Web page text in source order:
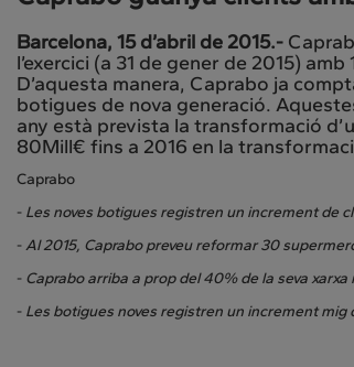
Barcelona, 15 d’abril de 2015.-
l’exercici (a 31 de gener de 2015)
D’aquesta manera, Caprabo ja
botigues de nova generació.
any està prevista la transformació
80Mill€ fins a 2016 en la
Caprabo
- Les noves botigues registren un increment de
-Al 2015, Caprabo preveu reformar 30
- Caprabo arriba a prop del 40% de la seva
- Les botigues noves registren un increment mig